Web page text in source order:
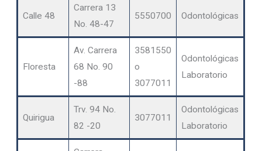
Calle 48
Carrera 13
No. 48-47
5550700 Odontológicas
Floresta
Av. Carrera
68 No. 90
-88
3581550
o
3077011
Odontológicas
Laboratorio
Quirigua
Trv. 94 No.
82 -20
3077011
Odontológicas
Laboratorio